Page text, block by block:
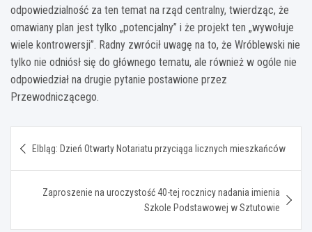
odpowiedzialność za ten temat na rząd centralny, twierdząc, że
omawiany plan jest tylko „potencjalny” i że projekt ten „wywołuje
wiele kontrowersji”. Radny zwrócił uwagę na to, że Wróblewski nie
tylko nie odniósł się do głównego tematu, ale również w ogóle nie
odpowiedział na drugie pytanie postawione przez
Przewodniczącego.
wpisu
Elbląg: Dzień Otwarty Notariatu przyciąga licznych mieszkańców
Zaproszenie na uroczystość 40-tej rocznicy nadania imienia
Szkole Podstawowej w Sztutowie